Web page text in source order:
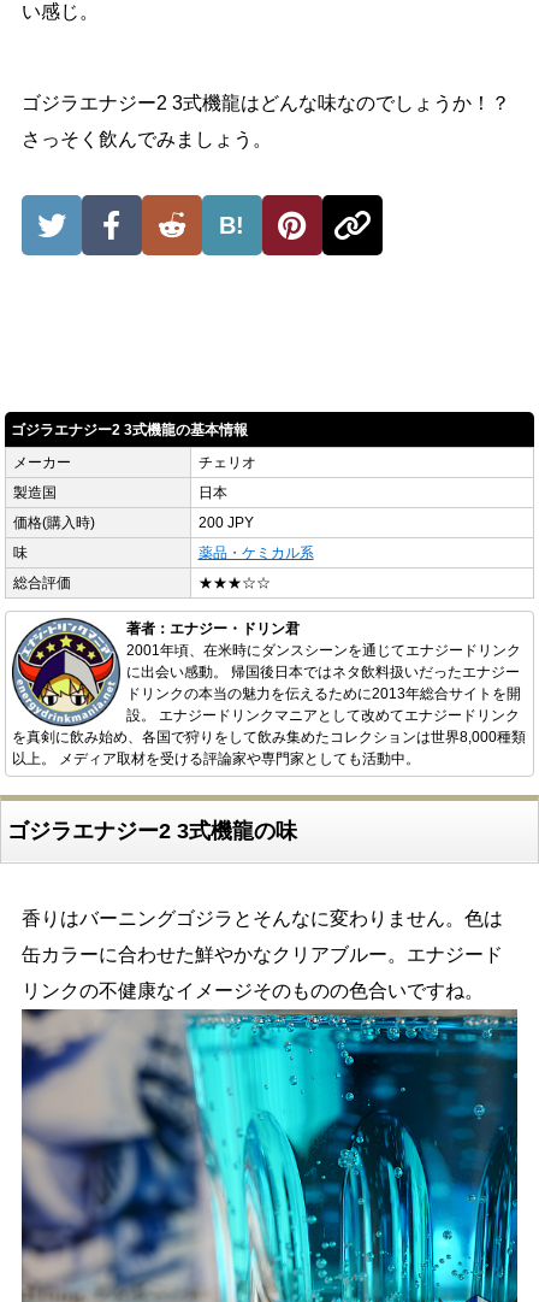
い感じ。
ゴジラエナジー2 3式機龍はどんな味なのでしょうか！？
さっそく飲んでみましょう。
B!
ゴジラエナジー2 3式機龍の基本情報
メーカー
チェリオ
製造国
日本
価格(購入時)
200 JPY
味
薬品・ケミカル系
総合評価
★★★☆☆
著者：エナジー・ドリン君
2001年頃、在米時にダンスシーンを通じてエナジードリンク
に出会い感動。 帰国後日本ではネタ飲料扱いだったエナジー
ドリンクの本当の魅力を伝えるために2013年総合サイトを開
設。 エナジードリンクマニアとして改めてエナジードリンク
を真剣に飲み始め、各国で狩りをして飲み集めたコレクションは世界8,000種類
以上。 メディア取材を受ける評論家や専門家としても活動中。
ゴジラエナジー2 3式機龍の味
香りはバーニングゴジラとそんなに変わりません。色は
缶カラーに合わせた鮮やかなクリアブルー。エナジード
リンクの不健康なイメージそのものの色合いですね。